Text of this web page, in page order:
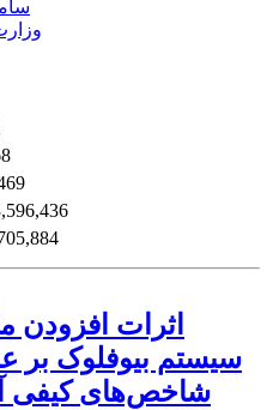
اثرات افزودن
سیستم بیوفلوک بر
شاخص‌های کیفی